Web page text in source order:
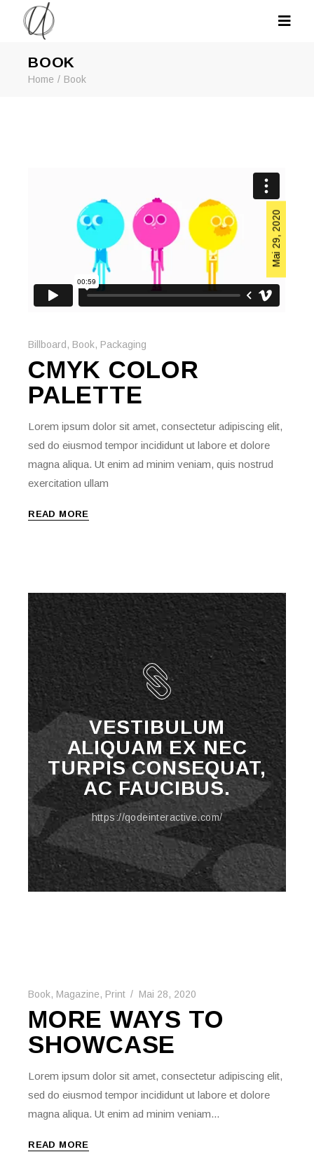
BOOK
Home Book
Mai 29, 2020
Billboard , Book, Packaging
CMYK COLOR
PALETTE
Lorem ipsum dolor sit amet, consectetur adipiscing elit,
sed do eiusmod tempor incididunt ut labore et dolore
magna aliqua. Ut enim ad minim veniam, quis nostrud
exercitation ullam
READ MORE
VESTIBULUM
ALIQUAM EX NEC
TURPIS CONSEQUAT,
AC FAUCIBUS.
https://qodeinteractive.com/
Book, Magazine, Print Mai 28, 2020
MORE WAYS TO
SHOWCASE
Lorem ipsum dolor sit amet, consectetur adipiscing elit,
sed do eiusmod tempor incididunt ut labore et dolore
magna aliqua. Ut enim ad minim veniam...
READ MORE